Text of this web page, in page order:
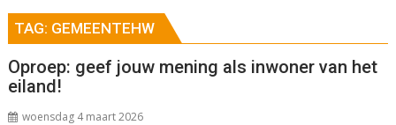
TAG: GEMEENTEHW
Oproep: geef jouw mening als inwoner van het
eiland!
woensdag 4 maart 2026